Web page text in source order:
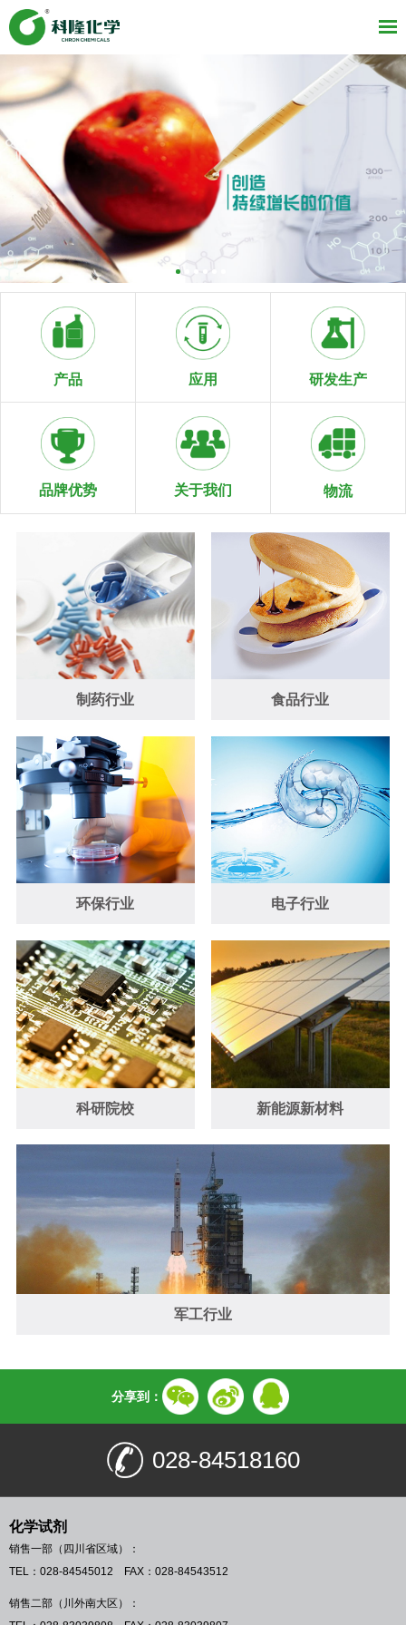
产品 应用 研发生产
品牌优势 关于我们 物流
制药行业 食品行业
环保行业 电子行业
科研院校 新能源新材料
军工行业
分享到：
028-84518160
化学试剂
销售一部（四川省区域）：
TEL：028-84545012 FAX：028-84543512
销售二部（川外南大区）：